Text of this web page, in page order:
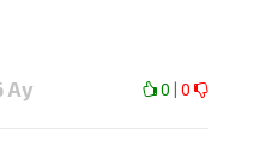
Ay 0 | 0